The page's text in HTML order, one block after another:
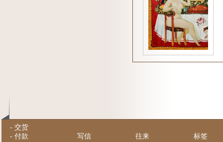
- 交货
- 付款
写信 往来 标签